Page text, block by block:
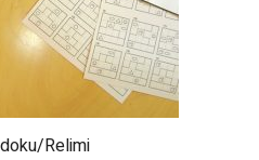
Relimi